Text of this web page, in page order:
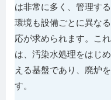
は非常に多く、管理す
環境も設備ごとに異な
応が求められます。こ
は、汚染水処理をはじ
える基盤であり、廃炉
す。